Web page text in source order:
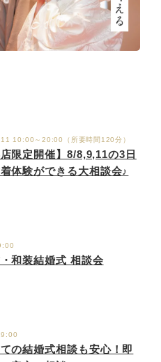
10:00～20:00（所要時間120分）
店限定開催】8/8,9,11の3日
体験ができる大相談会♪
和装結婚式 相談会
の結婚式相談も安心！即